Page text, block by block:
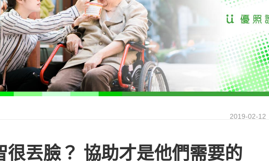
2019-02-12
很丟臉？ 協助才是他們需要的